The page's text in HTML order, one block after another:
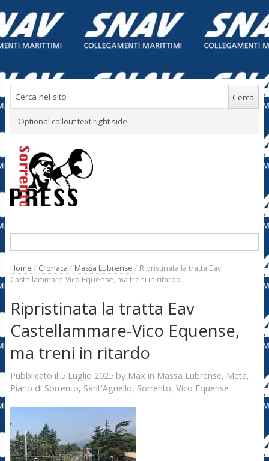
Optional callout text right side.
Home / Cronaca / Massa Lubrense / Ripristinata la tratta Eav
Castellammare-Vico Equense, ma treni in ritardo
Ripristinata la tratta Eav
Castellammare-Vico Equense,
ma treni in ritardo
Pubblicato il 5 Luglio 2025by Max in Massa Lubrense, Meta,
Piano di Sorrento, Sant'Agnello, Sorrento, Vico Equense